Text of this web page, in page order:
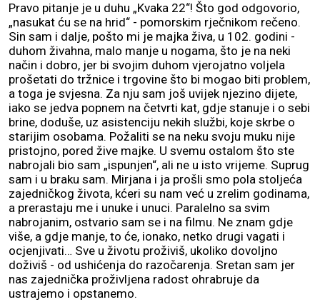
Pravo pitanje je u duhu „Kvaka 22“! Što god odgovorio,
„nasukat ću se na hrid“ - pomorskim rječnikom rečeno.
Sin sam i dalje, pošto mi je majka živa, u 102. godini -
duhom živahna, malo manje u nogama, što je na neki
način i dobro, jer bi svojim duhom vjerojatno voljela
prošetati do tržnice i trgovine što bi mogao biti problem,
a toga je svjesna. Za nju sam još uvijek njezino dijete,
iako se jedva popnem na četvrti kat, gdje stanuje i o sebi
brine, doduše, uz asistenciju nekih službi, koje skrbe o
starijim osobama. Požaliti se na neku svoju muku nije
pristojno, pored žive majke. U svemu ostalom što ste
nabrojali bio sam „ispunjen“, ali ne u isto vrijeme. Suprug
sam i u braku sam. Mirjana i ja prošli smo pola stoljeća
zajedničkog života, kćeri su nam već u zrelim godinama,
a prerastaju me i unuke i unuci. Paralelno sa svim
nabrojanim, ostvario sam se i na filmu. Ne znam gdje
više, a gdje manje, to će, ionako, netko drugi vagati i
ocjenjivati… Sve u životu proživiš, ukoliko dovoljno
doživiš - od ushićenja do razočarenja. Sretan sam jer
nas zajednička proživljena radost ohrabruje da
ustrajemo i opstanemo.